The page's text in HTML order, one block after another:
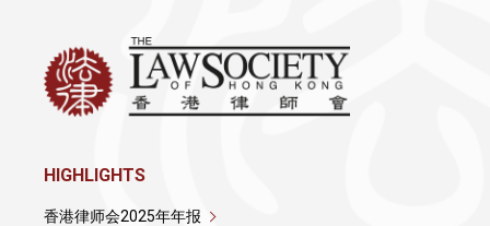
HIGHLIGHTS
香港律师会2025年年报